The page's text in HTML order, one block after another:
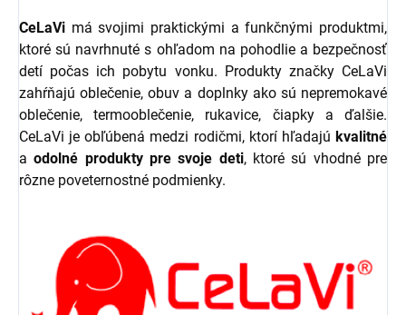
CeLaVi má svojimi praktickými a funkčnými produktmi,
ktoré sú navrhnuté s ohľadom na pohodlie a bezpečnosť
detí počas ich pobytu vonku. Produkty značky CeLaVi
zahŕňajú oblečenie, obuv a doplnky ako sú nepremokavé
oblečenie, termooblečenie, rukavice, čiapky a ďalšie.
CeLaVi je obľúbená medzi rodičmi, ktorí hľadajú kvalitné
aodolné produkty pre svoje deti, ktoré sú vhodné pre
rôzne poveternostné podmienky.